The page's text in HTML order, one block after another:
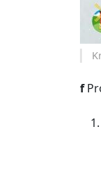
f